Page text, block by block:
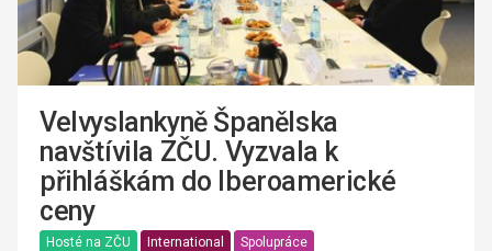
Velvyslankyně Španělska
navštívila ZČU. Vyzvala k
přihláškám do Iberoamerické
ceny
Hosté na ZČU International Spolupráce